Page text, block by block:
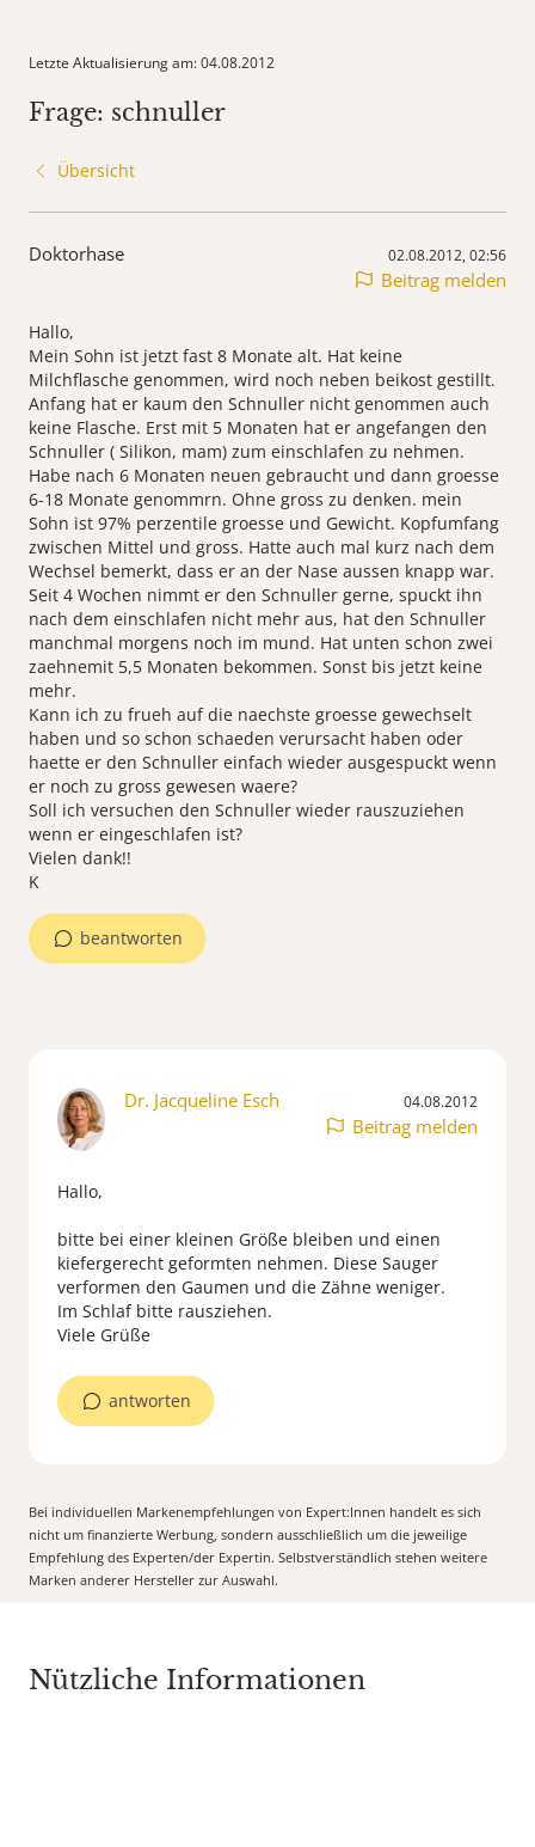
Letzte Aktualisierung am: 04.08.2012
Frage: schnuller
Übersicht
Doktorhase 02.08.2012, 02:56
Beitrag melden
Hallo,
Mein Sohn ist jetzt fast 8 Monate alt. Hat keine
Milchflasche genommen, wird noch neben beikost gestillt.
Anfang hat er kaum den Schnuller nicht genommen auch
keine Flasche. Erst mit 5 Monaten hat er angefangen den
Schnuller ( Silikon, mam) zum einschlafen zu nehmen.
Habe nach 6 Monaten neuen gebraucht und dann groesse
6-18 Monate genommrn. Ohne gross zu denken. mein
Sohn ist 97% perzentile groesse und Gewicht. Kopfumfang
zwischen Mittel und gross. Hatte auch mal kurz nach dem
Wechsel bemerkt, dass er an der Nase aussen knapp war.
Seit 4 Wochen nimmt er den Schnuller gerne, spuckt ihn
nach dem einschlafen nicht mehr aus, hat den Schnuller
manchmal morgens noch im mund. Hat unten schon zwei
zaehnemit 5,5 Monaten bekommen. Sonst bis jetzt keine
mehr.
Kann ich zu frueh auf die naechste groesse gewechselt
haben und so schon schaeden verursacht haben oder
haette er den Schnuller einfach wieder ausgespuckt wenn
er noch zu gross gewesen waere?
Soll ich versuchen den Schnuller wieder rauszuziehen
wenn er eingeschlafen ist?
Vielen dank!!
K
beantworten
Dr. Jacqueline Esch 04.08.2012
Beitrag melden
Hallo,
bitte bei einer kleinen Größe bleiben und einen
kiefergerecht geformten nehmen. Diese Sauger
verformen den Gaumen und die Zähne weniger.
Im Schlaf bitte rausziehen.
Viele Grüße
antworten
Bei individuellen Markenempfehlungen von Expert:Innen handelt es sich
nicht um finanzierte Werbung, sondern ausschließlich um die jeweilige
Empfehlung des Experten/der Expertin. Selbstverständlich stehen weitere
Marken anderer Hersteller zur Auswahl.
Nützliche Informationen